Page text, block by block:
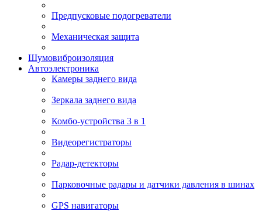
Предпусковые подогреватели
Механическая защита
Шумовиброизоляция
Автоэлектроника
Камеры заднего вида
Зеркала заднего вида
Комбо-устройства 3 в 1
Видеорегистраторы
Радар-детекторы
Парковочные радары и датчики давления в шинах
GPS навигаторы